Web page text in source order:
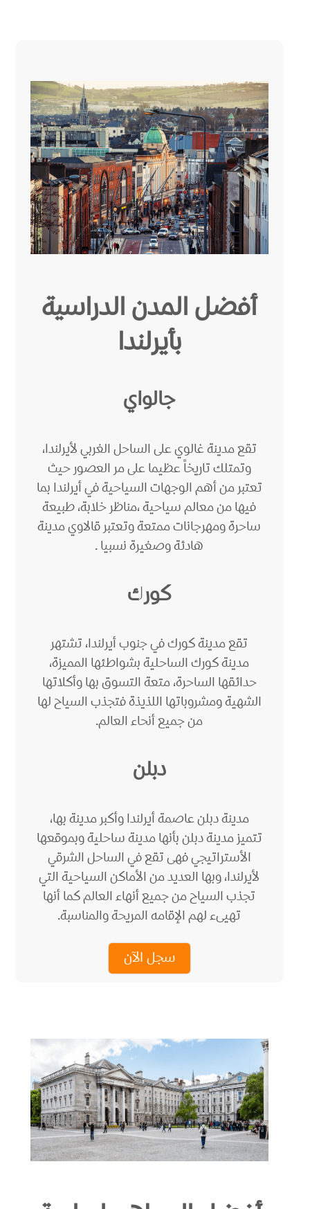
أفضل المدن الدراسية
بأيرلندا
جالواي
تقع مدينة غالوي على الساحل الغربي لأيرلندا،
وتمتلك تاريخاً عظيما على مر العصور حيث
تعتبر من أهم الوجهات السياحية في أيرلندا بما
فيها من معالم سياحية ،مناظر خلابة، طبيعة
ساحرة ومهرجانات ممتعة وتعتبر قالاوي مدينة
هادئة وصغيرة نسبيا .
كورك
تقع مدينة كورك في جنوب أيرلندا، تشتهر
مدينة كورك الساحلية بشواطئها المميزة،
حدائقها الساحرة، متعة التسوق بها وأكلاتها
الشهية ومشروباتها اللذيذة فتجذب السياح لها
من جميع أنحاء العالم.
دبلن
مدينة دبلن عاصمة أيرلندا وأكبر مدينة بها،
تتميز مدينة دبلن بأنها مدينة ساحلية وبموقعها
الأستراتيجي فهى تقع في الساحل الشرقي
لأيرلندا، وبها العديد من الأماكن السياحية التي
تجذب السياح من جميع أنهاء العالم كما أنها
تهيىء لهم الإقامه المريحة والمناسبة.
سجل الآن